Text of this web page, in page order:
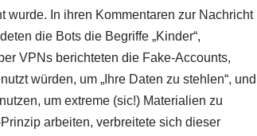
wurde. In ihren Kommentaren zur Nachricht
die Bots die Begriffe „Kinder“,
VPNs berichteten die Fake-Accounts,
würden, um „Ihre Daten zu stehlen“, und
um extreme (sic!) Materialien zu
arbeiten, verbreitete sich dieser